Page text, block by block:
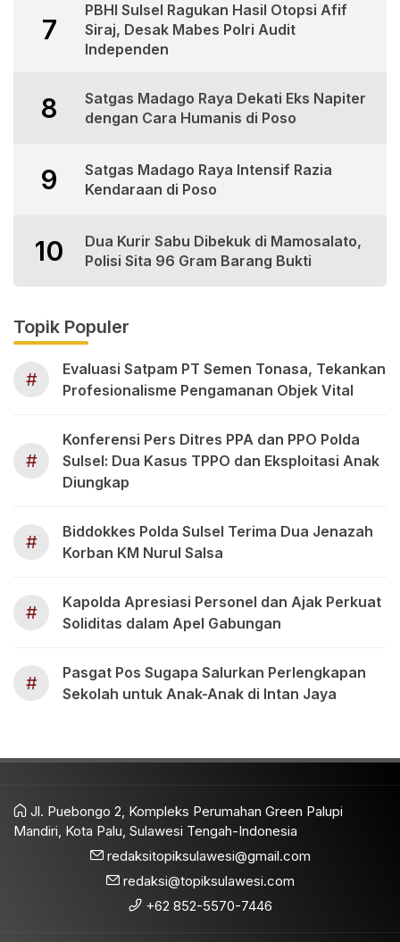
7
PBHI Sulsel Ragukan Hasil Otopsi Afif
Siraj, Desak Mabes Polri Audit
Independen
8
Satgas Madago Raya Dekati Eks Napiter
dengan Cara Humanis di Poso
9
Satgas Madago Raya Intensif Razia
Kendaraan di Poso
10
Dua Kurir Sabu Dibekuk di Mamosalato,
Polisi Sita 96 Gram Barang Bukti
Topik Populer
#
Evaluasi Satpam PT Semen Tonasa, Tekankan
Profesionalisme Pengamanan Objek Vital
#
Konferensi Pers Ditres PPA dan PPO Polda
Sulsel: Dua Kasus TPPO dan Eksploitasi Anak
Diungkap
#
Biddokkes Polda Sulsel Terima Dua Jenazah
Korban KM Nurul Salsa
#
Kapolda Apresiasi Personel dan Ajak Perkuat
Soliditas dalam Apel Gabungan
#
Pasgat Pos Sugapa Salurkan Perlengkapan
Sekolah untuk Anak-Anak di Intan Jaya
Jl. Puebongo 2, Kompleks Perumahan Green Palupi
Mandiri, Kota Palu, Sulawesi Tengah-Indonesia
redaksitopiksulawesi@gmail.com
redaksi@topiksulawesi.com
+62 852-5570-7446